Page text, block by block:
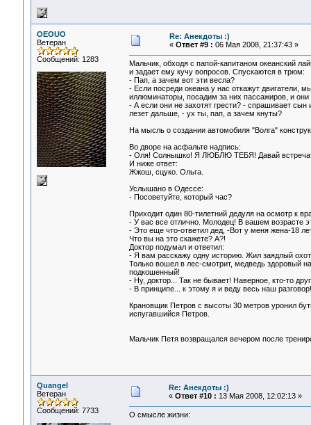
OEOUO
Ветеран
Сообщений: 1283
Re: Анекдоты :)
« Ответ #9 : 06 Мая 2008, 21:37:43 »
Мальчик, обходя с папой-капитаном океанский
и задает ему кучу вопросов. Спускаются в трюм:
- Пап, а зачем вот эти весла?
- Если посреди океана у нас откажут двигатели,
иллюминаторы, посадим за них пассажиров, и они
- А если они не захотят грести? - спрашивает сын
лезет дальше, - ух ты, пап, а зачем кнуты?
На мысль о создании автомобиля "Волга"
Во дворе на асфальте надпись:
- Оля! Солнышко! Я ЛЮБЛЮ ТЕБЯ! Давай
И ниже ответ:
Жжош, сцуко. Ольга.
Услышано в Одессе:
- Посоветуйте, который час?
Приходит один 80-тилетний дедуля на осмотр к
- У вас все отлично. Молодец! В вашем возрасте
- Это еще что-ответил дед, -Вот у меня жена-18
Что вы на это скажете? А?!
Доктор подумал и ответил:
- Я вам расскажу одну историю. Жил заядлый
Только вошел в лес-смотрит, медведь здоровый
подкошенный!
- Ну, доктор... Так не бывает! Наверное, кто-то
- В принципе... к этому я и веду весь наш разговор!
Крановщик Петров с высоты 30 метров уронил
испугавшийся Петров.
Мальчик Петя возвращался вечером после
Quangel
Ветеран
Сообщений: 7733
Re: Анекдоты :)
« Ответ #10 : 13 Мая 2008, 12:02:13 »
О смысле жизни: